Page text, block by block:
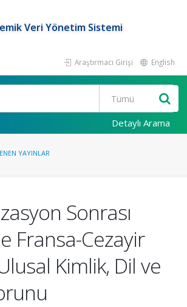
Veri Yönetim Sistemi
Araştırmacı Girişi English
Detaylı Arama
YAYINLAR
Sonrası
Fransa-Cezayir
Kimlik, Dil ve